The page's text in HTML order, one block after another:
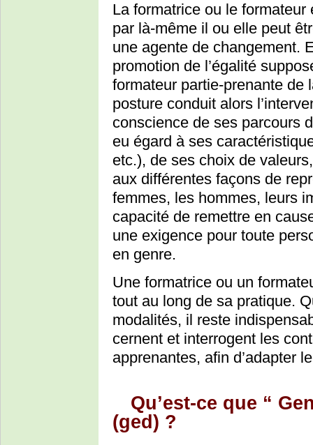
La formatrice ou le
par là-même il ou elle peut
une agente de changement.
promotion de l’égalité
formateur partie-prenante de
posture conduit alors
conscience de ses parcours
eu égard à ses
etc.), de ses choix de
aux différentes façons de
femmes, les hommes, leurs
capacité de remettre en
une exigence pour toute
en genre.
Une formatrice ou un
tout au long de sa pratique.
modalités, il reste
cernent et interrogent les
apprenantes, afin d’adapter
Qu’est-ce que “
(ged) ?